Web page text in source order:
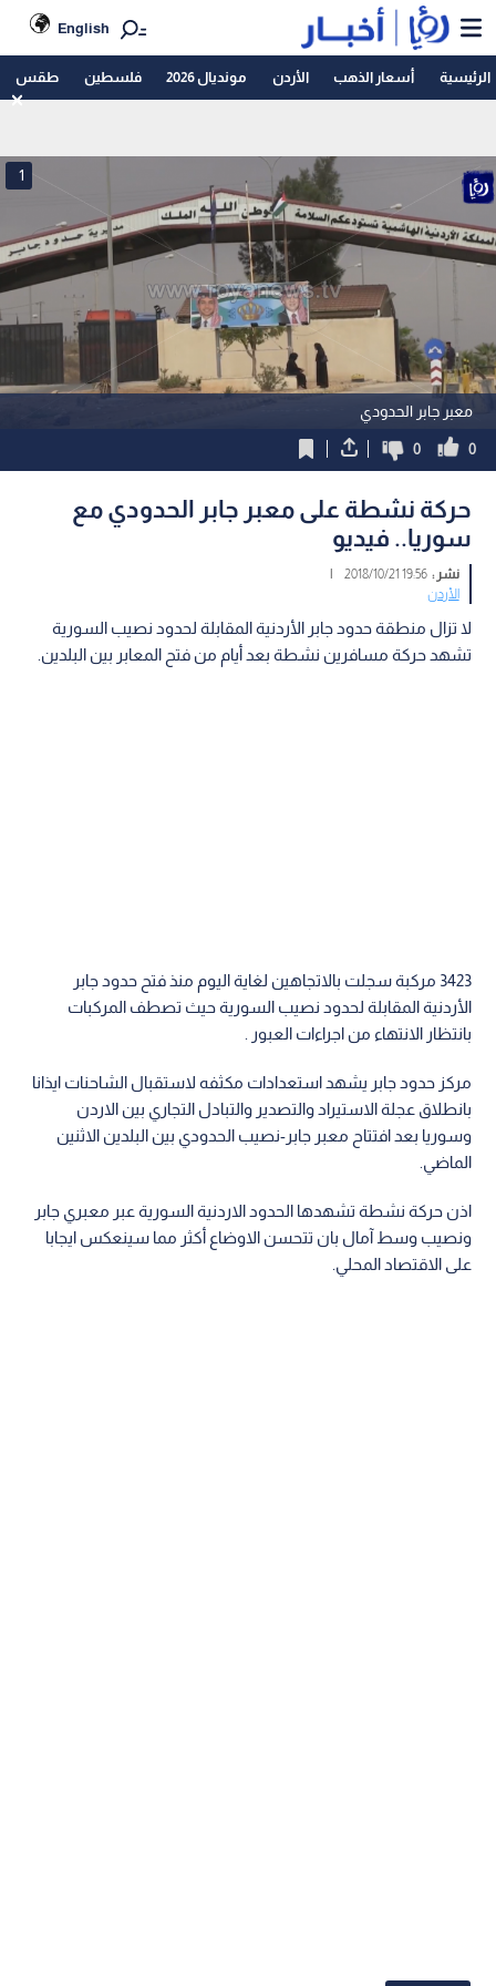
English
الرئيسية أسعار الذهب الأردن مونديال 2026 فلسطين طقس
معبر جابر الحدودي
1
0
0
حركة نشطة على معبر جابر الحدودي مع
سوريا.. فيديو
نشر :19:56 2018/10/21
|
الأردن
لا تزال منطقة حدود جابر الأردنية المقابلة لحدود نصيب السورية
تشهد حركة مسافرين نشطة بعد أيام من فتح المعابر بين البلدين.
3423 مركبة سجلت بالاتجاهين لغاية اليوم منذ فتح حدود جابر
الأردنية المقابلة لحدود نصيب السورية حيث تصطف المركبات
بانتظار الانتهاء من اجراءات العبور .
مركز حدود جابر يشهد استعدادات مكثفه لاستقبال الشاحنات ايذانا
بانطلاق عجلة الاستيراد والتصدير والتبادل التجاري بين الاردن
وسوريا بعد افتتاح معبر جابر-نصيب الحدودي بين البلدين الاثنين
الماضي.
اذن حركة نشطة تشهدها الحدود الاردنية السورية عبر معبري جابر
ونصيب وسط آمال بان تتحسن الاوضاع أكثر مما سينعكس ايجابا
على الاقتصاد المحلي.